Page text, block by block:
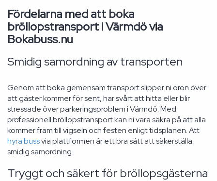
Fördelarna med att boka
bröllopstransport i Värmdö via
Bokabuss.nu
Smidig samordning av transporten
Genom att boka gemensam transport slipper ni oron över
att gäster kommer för sent, har svårt att hitta eller blir
stressade över parkeringsproblem i Värmdö. Med
professionell bröllopstransport kan ni vara säkra på att alla
kommer fram till vigseln och festen enligt tidsplanen. Att
hyra bussvia plattformen är ett bra sätt att säkerställa
smidig samordning.
Tryggt och säkert för bröllopsgästerna